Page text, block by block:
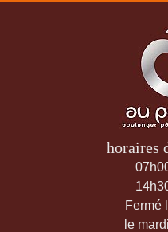
horaires
Fermé
le